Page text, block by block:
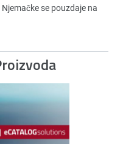
se pouzdaje na